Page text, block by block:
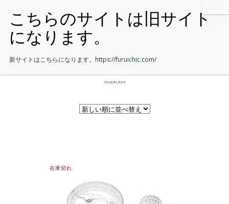
4件の結果を表示中
在庫切れ
新サイトはこちらになります。 https://furuichic.com/